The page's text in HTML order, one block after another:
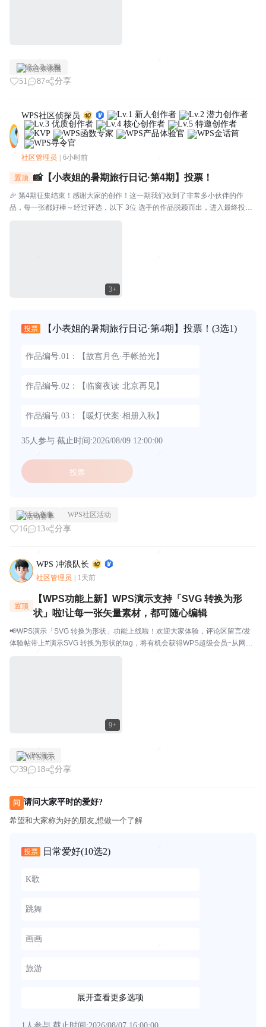
综合杂谈圈
51 87 分享
WPS社区侦探员
社区管理员 6小时前
3+
置顶 📸【小表姐的暑期旅行日记·第4期】投票！
🎉 第4期征集结束！感谢大家的创作！这一期我们收到了非常多小伙伴的作
品，每一张都好棒～经过评选，以下 3位 选手的作品脱颖而出，进入最终投
投票 【小表姐的暑期旅行日记·第4期】投票！ (3选1)
作品编号.01：【故宫月色·手帐拾光】
作品编号.02：【临窗夜读·北京再见】
作品编号.03：【暖灯伏案·相册入秋】
35人参与 截止时间:2026/08/09 12:00:00
投票
活动赛事 WPS社区活动
16 13 分享
WPS 冲浪队长
社区管理员 1天前
9+
置顶
【WPS功能上新】WPS演示支持「SVG 转换为形
状」啦!让每一张矢量素材，都可随心编辑
📢WPS演示「SVG 转换为形状」功能上线啦！欢迎大家体验，评论区留言/发
体验帖带上#演示SVG 转换为形状的tag，将有机会获得WPS超级会员~从网上
WPS演示
39 18 分享
问 请问大家平时的爱好?
希望和大家称为好的朋友,想做一个了解
投票 日常爱好(10选2)
K歌
跳舞
画画
旅游
展开查看更多选项